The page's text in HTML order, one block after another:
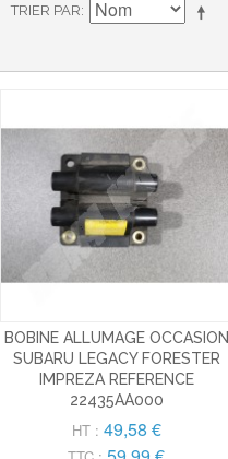
TRIER PAR
BOBINE ALLUMAGE OCCASION
SUBARU LEGACY FORESTER
IMPREZA REFERENCE
22435AA000
HT : 49,58 €